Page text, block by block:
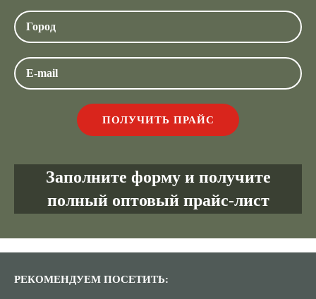
Заполните форму и получите
полный оптовый прайс-лист
РЕКОМЕНДУЕМ ПОСЕТИТЬ: